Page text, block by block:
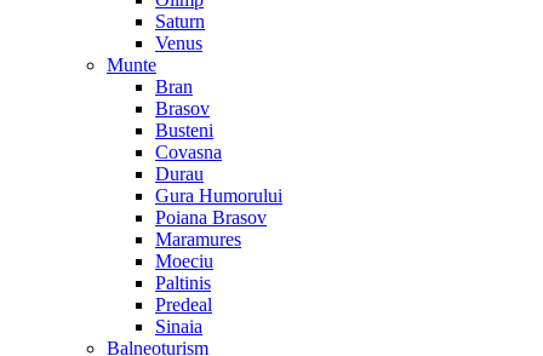
Saturn
Venus
Munte
Bran
Brasov
Busteni
Covasna
Durau
Gura Humorului
Poiana Brasov
Maramures
Moeciu
Paltinis
Predeal
Sinaia
Balneoturism